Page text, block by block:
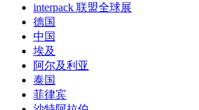
interpack 联盟全球展
德国
中国
埃及
阿尔及利亚
泰国
菲律宾